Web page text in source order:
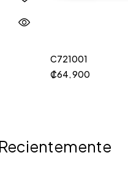
C721001
₡64, 900